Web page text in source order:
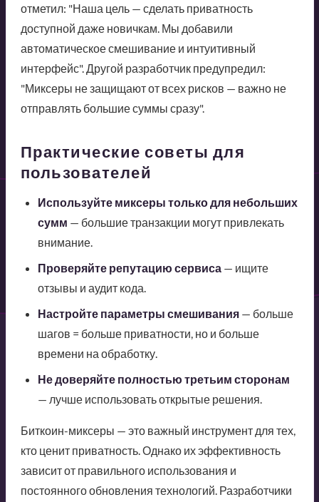
отметил: "Наша цель — сделать приватность
доступной даже новичкам. Мы добавили
автоматическое смешивание и интуитивный
интерфейс". Другой разработчик предупредил:
"Миксеры не защищают от всех рисков — важно не
отправлять большие суммы сразу".
Практические советы для
пользователей
Используйте миксеры только для небольших
сумм — большие транзакции могут привлекать
внимание.
Проверяйте репутацию сервиса— ищите
отзывы и аудит кода.
Настройте параметры смешивания— больше
шагов = больше приватности, но и больше
времени на обработку.
Не доверяйте полностью третьим сторонам
— лучше использовать открытые решения.
Биткоин-миксеры — это важный инструмент для тех,
кто ценит приватность. Однако их эффективность
зависит от правильного использования и
постоянного обновления технологий. Разработчики